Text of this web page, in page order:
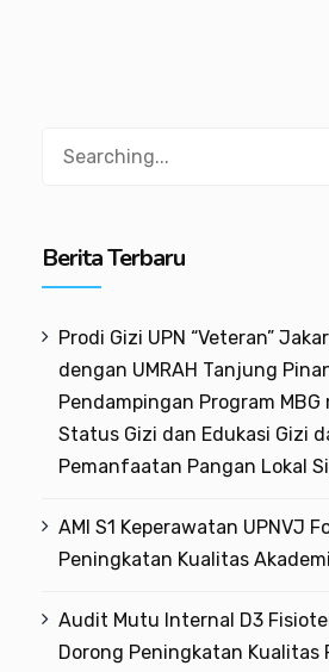
Berita Terbaru
Prodi Gizi UPN “Veteran”
dengan UMRAH Tanjung
Pendampingan Program
Status Gizi dan Edukasi Gizi
Pemanfaatan Pangan Lokal
AMI S1 Keperawatan UPNVJ
Peningkatan Kualitas
Audit Mutu Internal D3
Dorong Peningkatan Kualitas